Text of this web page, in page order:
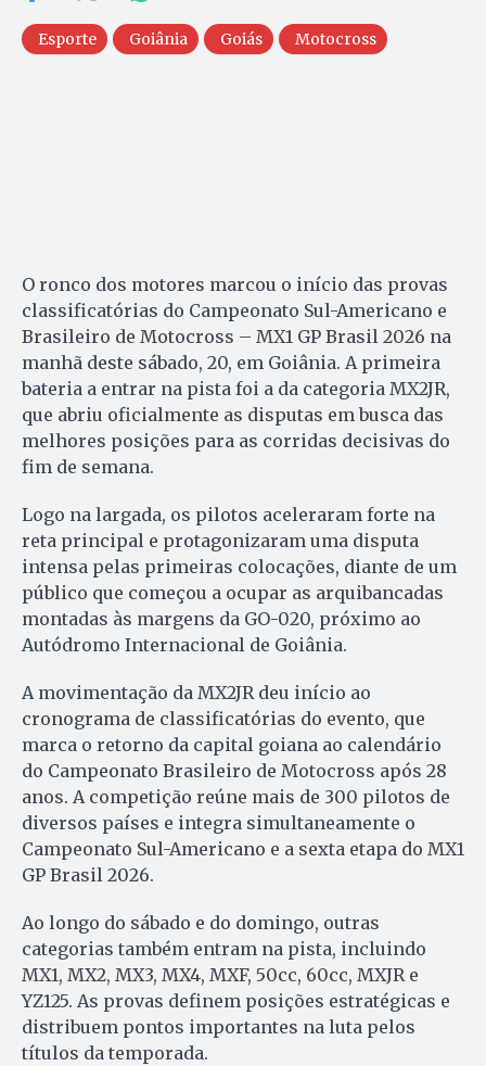
Esporte Goiânia Goiás Motocross
O ronco dos motores marcou o início das provas
classificatórias do Campeonato Sul-Americano e
Brasileiro de Motocross – MX1 GP Brasil 2026 na
manhã deste sábado, 20, em Goiânia. A primeira
bateria a entrar na pista foi a da categoria MX2JR,
que abriu oficialmente as disputas em busca das
melhores posições para as corridas decisivas do
fim de semana.
Logo na largada, os pilotos aceleraram forte na
reta principal e protagonizaram uma disputa
intensa pelas primeiras colocações, diante de um
público que começou a ocupar as arquibancadas
montadas às margens da GO-020, próximo ao
Autódromo Internacional de Goiânia.
A movimentação da MX2JR deu início ao
cronograma de classificatórias do evento, que
marca o retorno da capital goiana ao calendário
do Campeonato Brasileiro de Motocross após 28
anos. A competição reúne mais de 300 pilotos de
diversos países e integra simultaneamente o
Campeonato Sul-Americano e a sexta etapa do MX1
GP Brasil 2026.
Ao longo do sábado e do domingo, outras
categorias também entram na pista, incluindo
MX1, MX2, MX3, MX4, MXF, 50cc, 60cc, MXJR e
YZ125. As provas definem posições estratégicas e
distribuem pontos importantes na luta pelos
títulos da temporada.